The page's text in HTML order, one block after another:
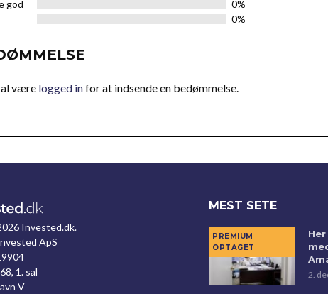
god
0%
0%
være logged infor at indsende en bedømmelse.
Invested.dk.
ApS
1. sal
V
MEST SETE
2.